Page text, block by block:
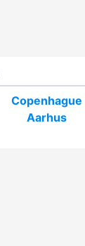
Copenhague
Aarhus